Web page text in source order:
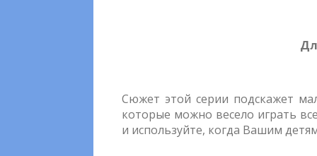
Сюжет этой серии подскажет
которые можно весело играть
и используйте, когда Вашим